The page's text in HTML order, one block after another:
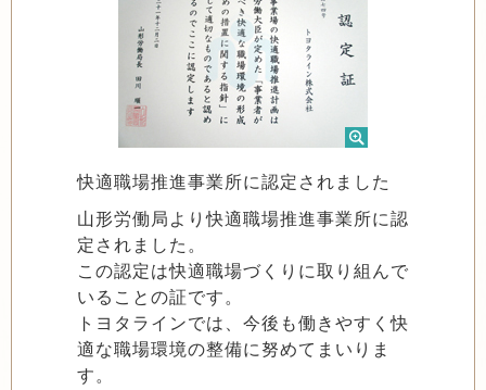
快適職場推進事業所に認定されました
山形労働局より快適職場推進事業所に認
定されました。
この認定は快適職場づくりに取り組んで
いることの証です。
トヨタラインでは、今後も働きやすく快
適な職場環境の整備に努めてまいりま
す。